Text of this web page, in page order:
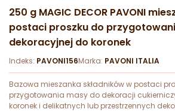
250 g MAGIC DECOR PAVONI
postaci proszku do
dekoracyjnej do koronek
Indeks: PAVONI156Marka: PAVONI ITALIA
Bazowa mieszanka składników w postaci
przygotowania masy do dekoracji
koronek i delikatnych lub przestrzennych